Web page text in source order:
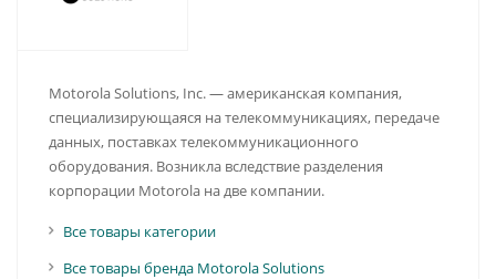
Motorola Solutions, Inc. — американская компания,
специализирующаяся на телекоммуникациях, передаче
данных, поставках телекоммуникационного
оборудования. Возникла вследствие разделения
корпорации Motorola на две компании.
Все товары категории
Все товары бренда Motorola Solutions